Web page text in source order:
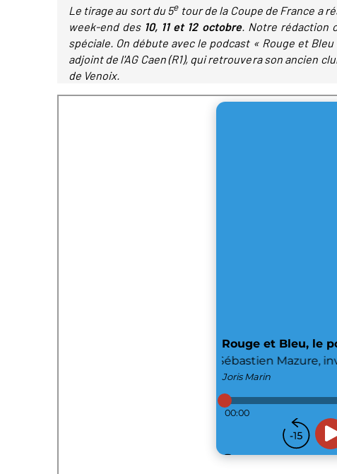
Le tirage au sort du 5etour de la Coupe de France a
week-end des 10, 11 et 12 octobre. Notre rédaction
spéciale. On débute avec le podcast « Rouge et
adjoint de l'AG Caen (R1), qui retrouvera son ancien
de Venoix.